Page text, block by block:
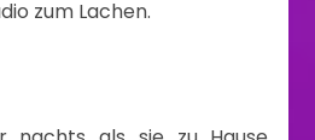
zum Lachen.